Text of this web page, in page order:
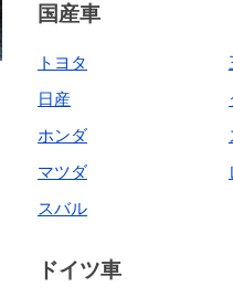
国産車
トヨタ
日産
ホンダ
マツダ
スバル
ドイツ車